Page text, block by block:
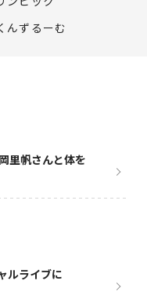
んずるーむ
里帆さんと体を
ルライブに